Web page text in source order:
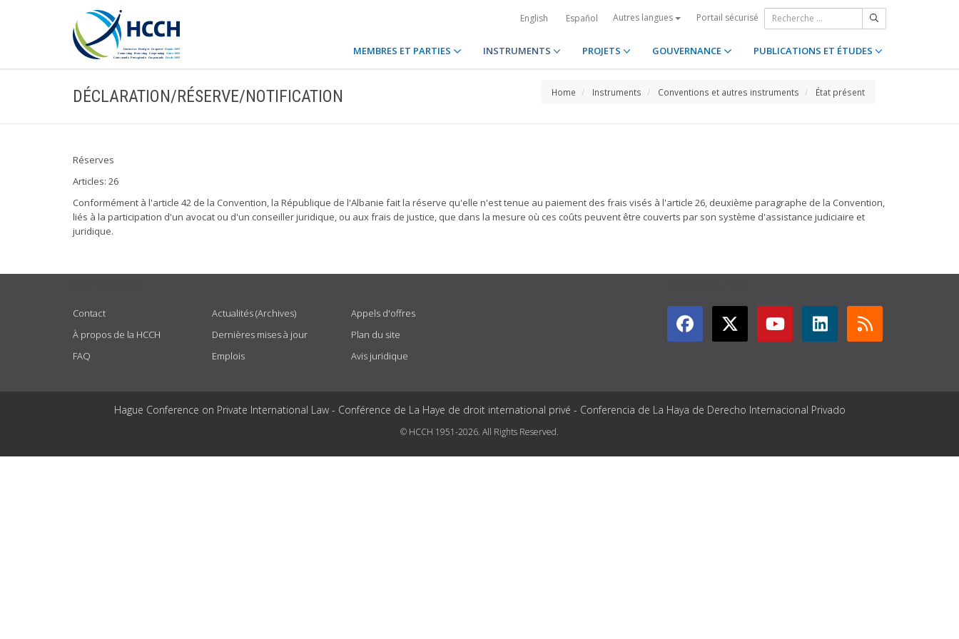
English Español Autres langues Portail sécurisé
MEMBRES ET PARTIES INSTRUMENTS PROJETS GOUVERNANCE PUBLICATIONS ET ÉTUDES
DÉCLARATION/RÉSERVE/NOTIFICATION Home Instruments Conventions et autres instruments État présent
Réserves
Articles: 26
Conformément à l'article 42 de la Convention, la République de l'Albanie fait la réserve qu'elle n'est tenue au paiement des frais visés à l'article 26, deuxième paragraphe de la Convention,
liés à la participation d'un avocat ou d'un conseiller juridique, ou aux frais de justice, que dans la mesure où ces coûts peuvent être couverts par son système d'assistance judiciaire et
juridique.
Contact
À propos de la HCCH
FAQ
Actualités (Archives)
Dernières mises à jour
Emplois
Appels d'offres
Plan du site
Avis juridique
Hague Conference on Private International Law - Conférence de La Haye de droit international privé - Conferencia de La Haya de Derecho Internacional Privado
© HCCH 1951-2026. All Rights Reserved.